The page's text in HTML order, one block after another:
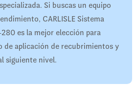
Si buscas un equipo
CARLISLE Sistema
280 es la mejor elección para
de aplicación de recubrimientos y
siguiente nivel.